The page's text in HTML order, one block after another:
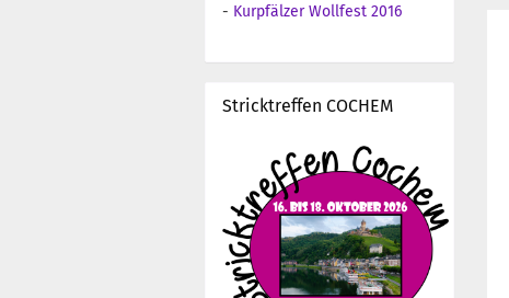
- Kurpfälzer Wollfest 2016
Stricktreffen COCHEM